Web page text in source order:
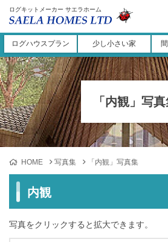
ログキットメーカー サエラホーム
ログハウスプラン 少し小さい家
「内観」写
HOME 写真集 「内観」写真集
内観
写真をクリックすると拡大できます。